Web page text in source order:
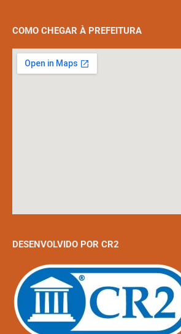
COMO CHEGAR À PREFEITURA
DESENVOLVIDO POR CR2